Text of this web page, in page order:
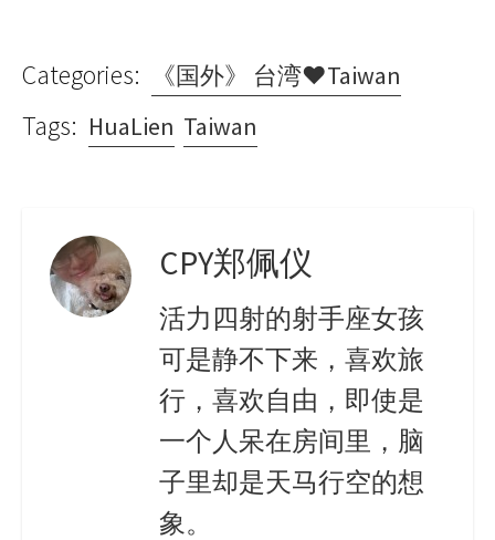
Categories: 《国外》 台湾♥Taiwan
Tags: HuaLien Taiwan
CPY郑佩仪
活力四射的射手座女孩
可是静不下来，喜欢旅
行，喜欢自由，即使是
一个人呆在房间里，脑
子里却是天马行空的想
象。